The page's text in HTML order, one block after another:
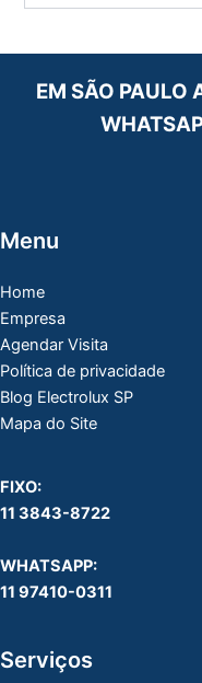
EM SÃO PAULO
Menu
Home
Empresa
Agendar Visita
Política de privacidade
Blog Electrolux SP
Mapa do Site
FIXO:
11 3843-8722
WHATSAPP:
11 97410-0311
Serviços